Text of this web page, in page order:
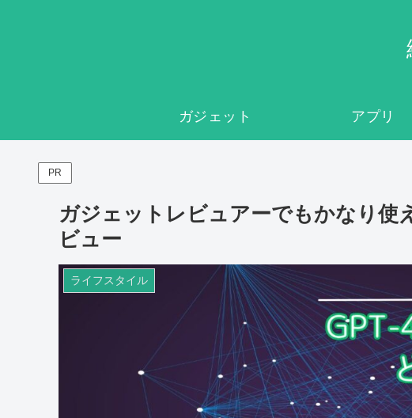
ガジェット アプリ
PR
ガジェットレビュアーでもかなり使
ビュー
ライフスタイル